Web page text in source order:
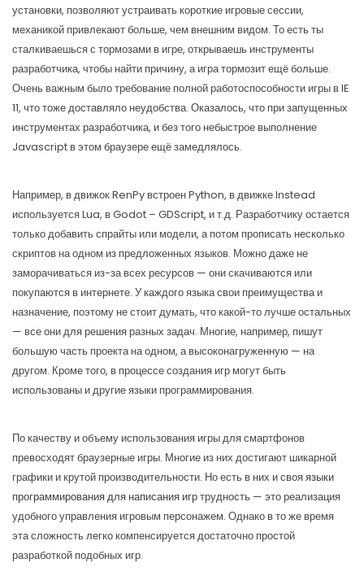
установки, позволяют устраивать короткие игровые сессии,
механикой привлекают больше, чем внешним видом. То есть ты
сталкиваешься с тормозами в игре, открываешь инструменты
разработчика, чтобы найти причину, а игра тормозит ещё больше.
Очень важным было требование полной работоспособности игры в IE
11, что тоже доставляло неудобства. Оказалось, что при запущенных
инструментах разработчика, и без того небыстрое выполнение
Javascript в этом браузере ещё замедлялось.
Например, в движок RenPy встроен Python, в движке Instead
используется Lua, в Godot – GDScript, и т.д. Разработчику остается
только добавить спрайты или модели, а потом прописать несколько
скриптов на одном из предложенных языков. Можно даже не
заморачиваться из-за всех ресурсов — они скачиваются или
покупаются в интернете. У каждого языка свои преимущества и
назначение, поэтому не стоит думать, что какой-то лучше остальных
— все они для решения разных задач. Многие, например, пишут
большую часть проекта на одном, а высоконагруженную — на
другом. Кроме того, в процессе создания игр могут быть
использованы и другие языки программирования.
По качеству и объему использования игры для смартфонов
превосходят браузерные игры. Многие из них достигают шикарной
графики и крутой производительности. Но есть в них и свояязыки
программирования для написания игртрудность — это реализация
удобного управления игровым персонажем. Однако в то же время
эта сложность легко компенсируется достаточно простой
разработкой подобных игр.